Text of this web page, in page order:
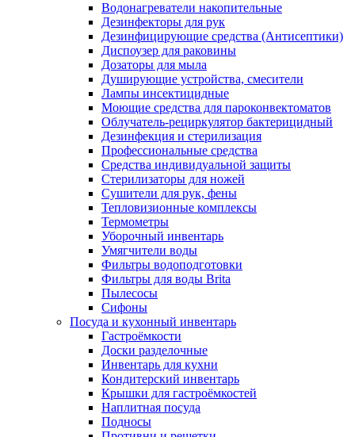
Водонагреватели накопительные
Дезинфекторы для рук
Дезинфицирующие средства (Антисептики)
Диспоузер для раковины
Дозаторы для мыла
Душирующие устройства, смесители
Лампы инсектицидные
Моющие средства для пароконвектоматов
Облучатель-рециркулятор бактерицидный
Дезинфекция и стерилизация
Профессиональные средства
Средства индивидуальной защиты
Стерилизаторы для ножей
Сушители для рук, фены
Тепловизионные комплексы
Термометры
Уборочный инвентарь
Умягчители воды
Фильтры водоподготовки
Фильтры для воды Brita
Пылесосы
Сифоны
Посуда и кухонный инвентарь
Гастроёмкости
Доски разделочные
Инвентарь для кухни
Кондитерский инвентарь
Крышки для гастроёмкостей
Наплитная посуда
Подносы